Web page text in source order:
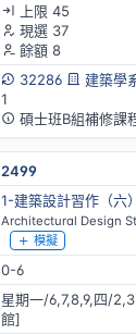
上限 45
現選 37
餘額 8
32286
建築學
1
碩士班B組補修課
2499
1-建築設計習作（六）
Architectural Design
模擬
0-6
星期一/6,7,8,9,四/
館]